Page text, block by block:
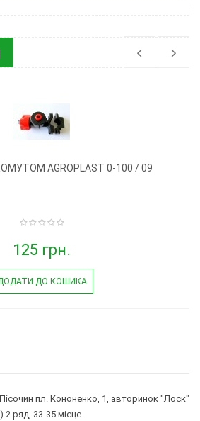
AGROPLAST 0-100 / 09
125 грн.
ДО КОШИКА
пл. Кононенко, 1, авторинок "Лоск"
2 ряд, 33-35 місце.